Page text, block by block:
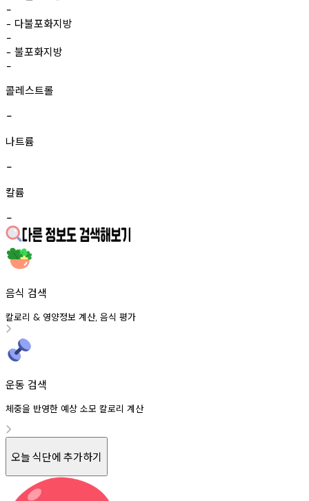
-
- 다불포화지방
-
- 불포화지방
-
콜레스트롤
-
나트륨
-
칼륨
-
음식 검색
칼로리 & 영양정보 계산, 음식 평가
운동 검색
체중을 반영한 예상 소모 칼로리 계산
오늘 식단에 추가하기